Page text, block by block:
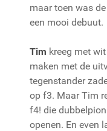
maar toen was
een mooi debuut.
Tim kreeg met
maken met de
tegenstander
op f3. Maar Tim
f4! die
openen. En even